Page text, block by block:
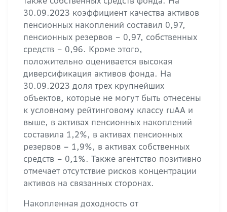
30.09.2023 коэффициент качества активов
пенсионных накоплений составил 0,97,
пенсионных резервов – 0,97, собственных
средств – 0,96. Кроме этого,
положительно оценивается высокая
диверсификация активов фонда. На
30.09.2023 доля трех крупнейших
объектов, которые не могут быть отнесены
к условному рейтинговому классу ruAA и
выше, в активах пенсионных накоплений
составила 1,2%, в активах пенсионных
резервов – 1,9%, в активах собственных
средств – 0,1%. Также агентство позитивно
отмечает отсутствие рисков концентрации
активов на связанных сторонах.
Накопленная доходность от